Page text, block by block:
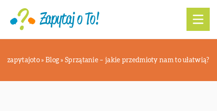
zapytajoto » Blog »Sprzątanie – jakie przedmioty nam to ułatwią?